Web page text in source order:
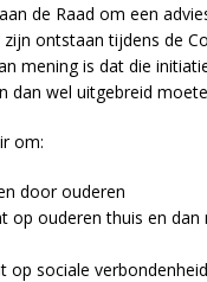
de Raad om een
ontstaan tijdens de
mening is dat die
dan wel uitgebreid
om:
door ouderen
op ouderen thuis en dan
op sociale